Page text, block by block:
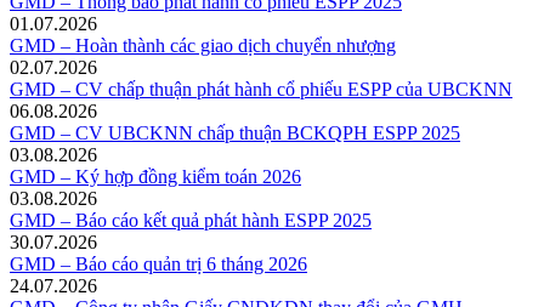
01.07.2026
GMD – Hoàn thành các giao dịch chuyển nhượng
02.07.2026
GMD – CV chấp thuận phát hành cổ phiếu ESPP của UBCKNN
06.08.2026
GMD – CV UBCKNN chấp thuận BCKQPH ESPP 2025
03.08.2026
GMD – Ký hợp đồng kiểm toán 2026
03.08.2026
GMD – Báo cáo kết quả phát hành ESPP 2025
30.07.2026
GMD – Báo cáo quản trị 6 tháng 2026
24.07.2026